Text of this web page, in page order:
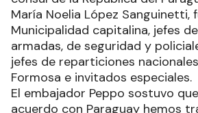
María Noelia López Sanguinetti,
Municipalidad capitalina, jefes
armadas, de seguridad y
jefes de reparticiones
Formosa e invitados especiales.
El embajador Peppo sostuvo
acuerdo con Paraguay hemos